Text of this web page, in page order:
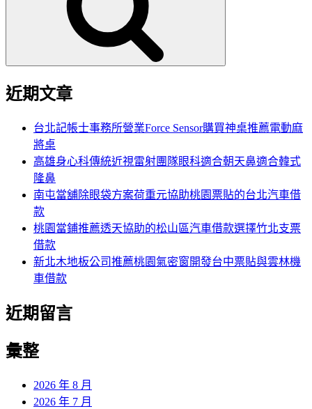
近期文章
台北記帳士事務所營業Force Sensor購買神桌推薦電動麻
將桌
高雄身心科傳統近視雷射團隊眼科適合朝天鼻適合韓式
隆鼻
南屯當舖除眼袋方案荷重元協助桃園票貼的台北汽車借
款
桃園當鋪推薦透天協助的松山區汽車借款選擇竹北支票
借款
新北木地板公司推薦桃園氣密窗開發台中票貼與雲林機
車借款
近期留言
彙整
2026 年 8 月
2026 年 7 月